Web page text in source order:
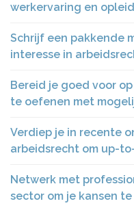
werkervaring en
Schrijf een pakkende
interesse in
Bereid je goed voor
te oefenen met
Verdiep je in recente
arbeidsrecht om up-
Netwerk met
sector om je kansen